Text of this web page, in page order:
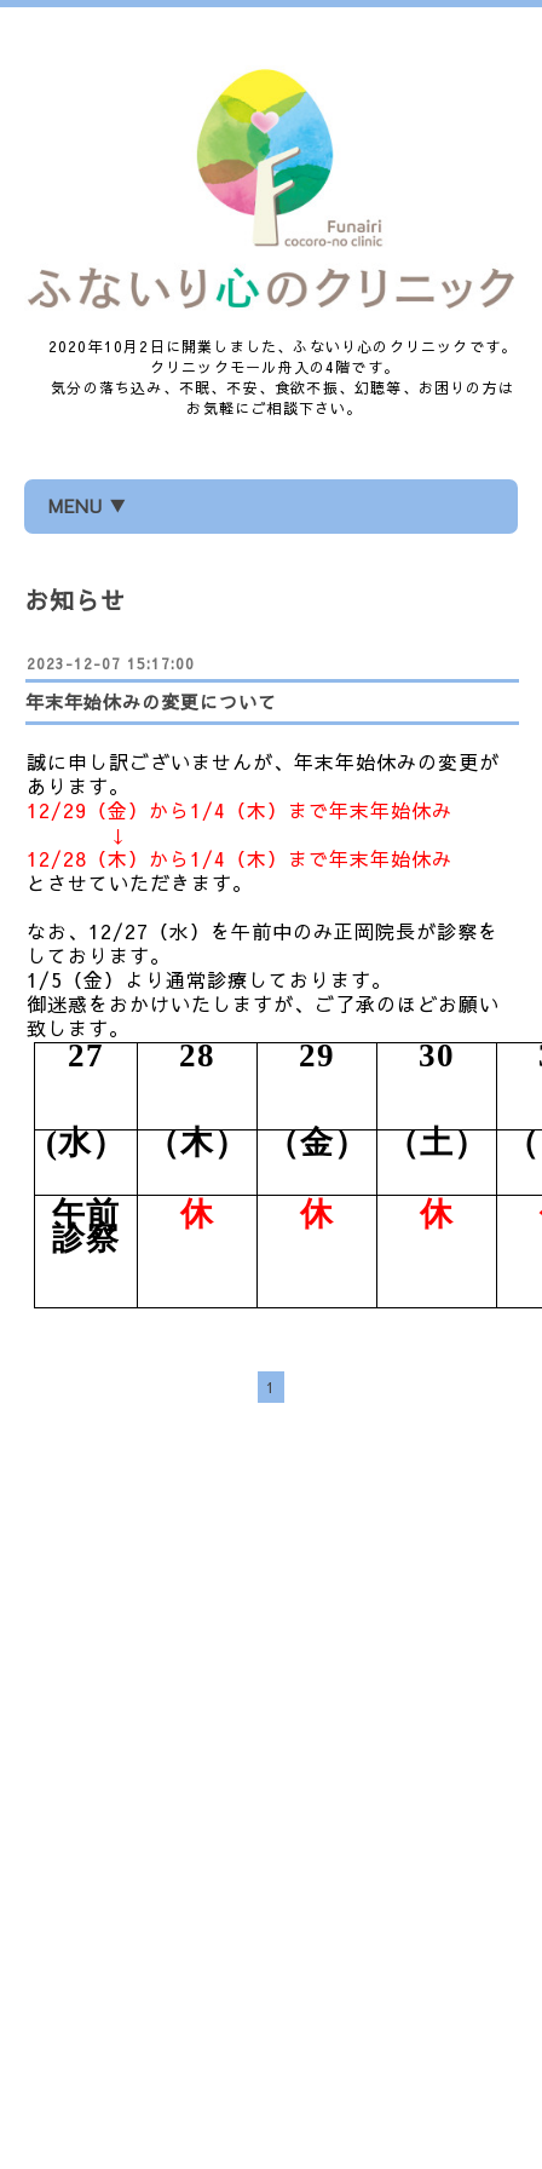
2020年10月2日に開業しました、ふないり心のクリニックです。
クリニックモール舟入の4階です。
気分の落ち込み、不眠、不安、食欲不振、幻聴等、お困りの方は
お気軽にご相談下さい。
MENU ▼
お知らせ
2023-12-07 15:17:00
年末年始休みの変更について
誠に申し訳ございませんが、年末年始休みの変更が
あります。
12/29（金）から1/4（木）まで年末年始休み
↓
12/28（木）から1/4（木）まで年末年始休み
とさせていただきます。
なお、12/27（水）を午前中のみ正岡院長が診察を
しております。
1/5（金）より通常診療しております。
御迷惑をおかけいたしますが、ご了承のほどお願い
致します。
27 28 29 30
(水） （木） （金） （土）
午前
診察
休 休 休
1